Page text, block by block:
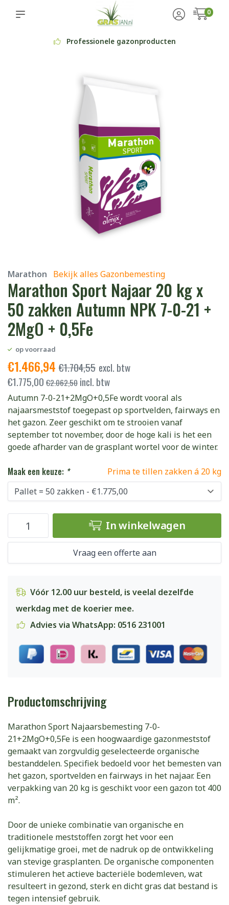
0
Professionele gazonproducten
Marathon Bekijk alles Gazonbemesting
Marathon Sport Najaar 20 kg x
50 zakken Autumn NPK 7-0-21 +
2MgO + 0,5Fe
op voorraad
€1.466,94 €1.704,55 excl. btw
€1.775,00 €2.062,50 incl. btw
Autumn 7-0-21+2MgO+0,5Fe wordt vooral als
najaarsmeststof toegepast op sportvelden, fairways en
het gazon. Zeer geschikt om te strooien vanaf
september tot november, door de hoge kali is het een
goede afharder van de grasplant wortel voor de winter.
Prima te tillen zakken á 20 kg
Maak een keuze: *
In winkelwagen
Vraag een offerte aan
Vóór 12.00 uur besteld, is veelal dezelfde
werkdag met de koerier mee.
Advies via WhatsApp: 0516 231001
Productomschrijving
Marathon Sport Najaarsbemesting 7-0-
21+2MgO+0,5Fe is een hoogwaardige gazonmeststof
gemaakt van zorgvuldig geselecteerde organische
bestanddelen. Specifiek bedoeld voor het bemesten van
het gazon, sportvelden en fairways in het najaar. Een
verpakking van 20 kg is geschikt voor een gazon tot 400
m².
Door de unieke combinatie van organische en
traditionele meststoffen zorgt het voor een
gelijkmatige groei, met de nadruk op de ontwikkeling
van stevige grasplanten. De organische componenten
stimuleren het actieve bacteriële bodemleven, wat
resulteert in gezond, sterk en dicht gras dat bestand is
tegen intensief gebruik.